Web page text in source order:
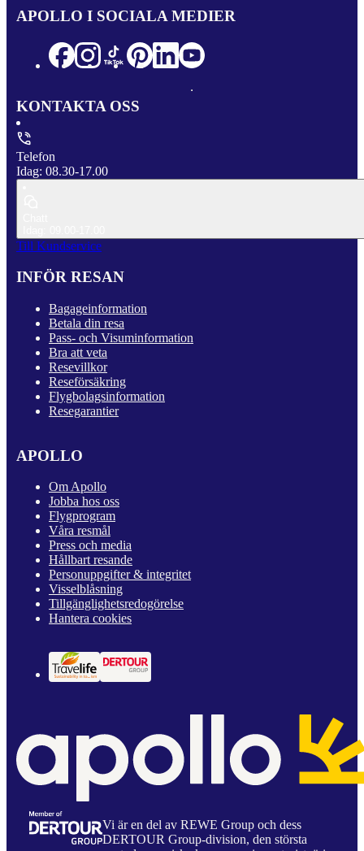
APOLLO I SOCIALA MEDIER
KONTAKTA OSS
Telefon
Idag: 08.30-17.00
Till Kundservice
INFÖR RESAN
Bagageinformation
Betala din resa
Pass- och Visuminformation
Bra att veta
Resevillkor
Reseförsäkring
Flygbolagsinformation
Resegarantier
APOLLO
Om Apollo
Jobba hos oss
Flygprogram
Våra resmål
Press och media
Hållbart resande
Personuppgifter & integritet
Visselblåsning
Tillgänglighetsredogörelse
Hantera cookies
Vi är en del av REWE Group och dess
DERTOUR Group-division, den största